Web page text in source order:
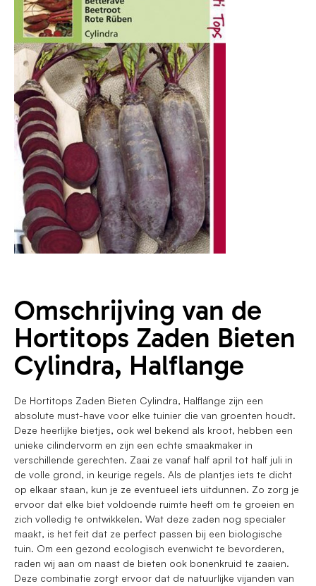
Omschrijving van de
Hortitops Zaden Bieten
Cylindra, Halflange
De Hortitops Zaden Bieten Cylindra, Halflange zijn een
absolute must-have voor elke tuinier die van groenten houdt.
Deze heerlijke bietjes, ook wel bekend als kroot, hebben een
unieke cilindervorm en zijn een echte smaakmaker in
verschillende gerechten. Zaai ze vanaf half april tot half juli in
de volle grond, in keurige regels. Als de plantjes iets te dicht
op elkaar staan, kun je ze eventueel iets uitdunnen. Zo zorg je
ervoor dat elke biet voldoende ruimte heeft om te groeien en
zich volledig te ontwikkelen. Wat deze zaden nog specialer
maakt, is het feit dat ze perfect passen bij een biologische
tuin. Om een gezond ecologisch evenwicht te bevorderen,
raden wij aan om naast de bieten ook bonenkruid te zaaien.
Deze combinatie zorgt ervoor dat de natuurlijke vijanden van